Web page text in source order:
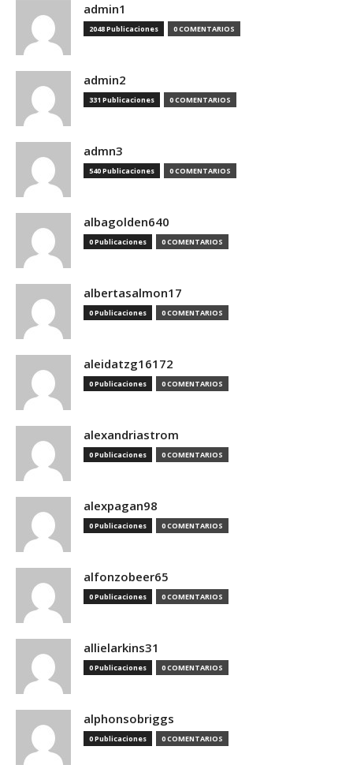
admin1
2048 Publicaciones 0 COMENTARIOS
admin2
331 Publicaciones 0 COMENTARIOS
admn3
540 Publicaciones 0 COMENTARIOS
albagolden640
0 Publicaciones 0 COMENTARIOS
albertasalmon17
0 Publicaciones 0 COMENTARIOS
aleidatzg16172
0 Publicaciones 0 COMENTARIOS
alexandriastrom
0 Publicaciones 0 COMENTARIOS
alexpagan98
0 Publicaciones 0 COMENTARIOS
alfonzobeer65
0 Publicaciones 0 COMENTARIOS
allielarkins31
0 Publicaciones 0 COMENTARIOS
alphonsobriggs
0 Publicaciones 0 COMENTARIOS